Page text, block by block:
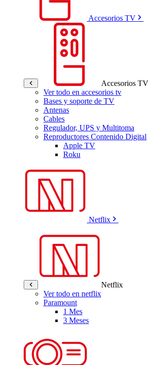
Accesorios TV
Accesorios TV
Ver todo en accesorios tv
Bases y soporte de TV
Antenas
Cables
Regulador, UPS y Multitoma
Reproductores Contenido Digital
Apple TV
Roku
Netflix
Netflix
Ver todo en netflix
Paramount
1 Mes
3 Meses